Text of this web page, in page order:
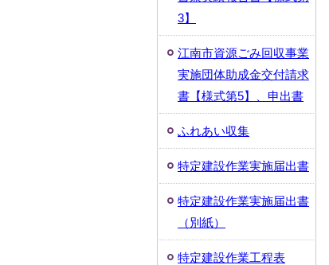
3】
江南市資源ごみ回収事業
実施団体助成金交付請求
書【様式第5】、申出書
ふれあい収集
特定建設作業実施届出書
特定建設作業実施届出書
（別紙）
特定建設作業工程表